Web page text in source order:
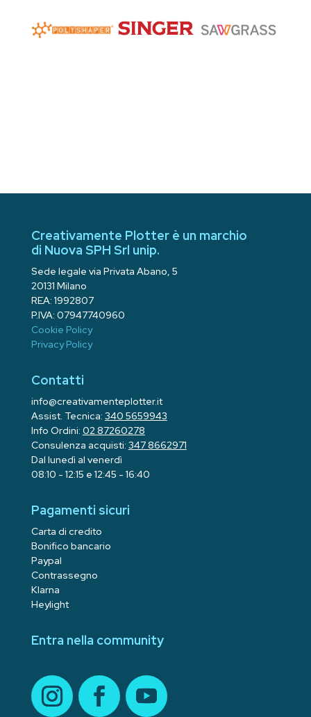
Creativamente Plotter è un marchio
di Nuova SPH Srl unip.
Sede legale via Privata Abano, 5
20131 Milano
REA: 1992807
P.IVA: 07947740960
Cookie Policy
Privacy Policy
Contatti
info@creativamenteplotter.it
Assist. Tecnica: 340 5659943
Info Ordini: 02 87260278
Consulenza acquisti: 347 8662971
Dal lunedì al venerdì
08:10 - 12:15 e 12:45 - 16:40
Pagamenti sicuri
Carta di credito
Bonifico bancario
Paypal
Contrassegno
Klarna
Heylight
Entra nella community